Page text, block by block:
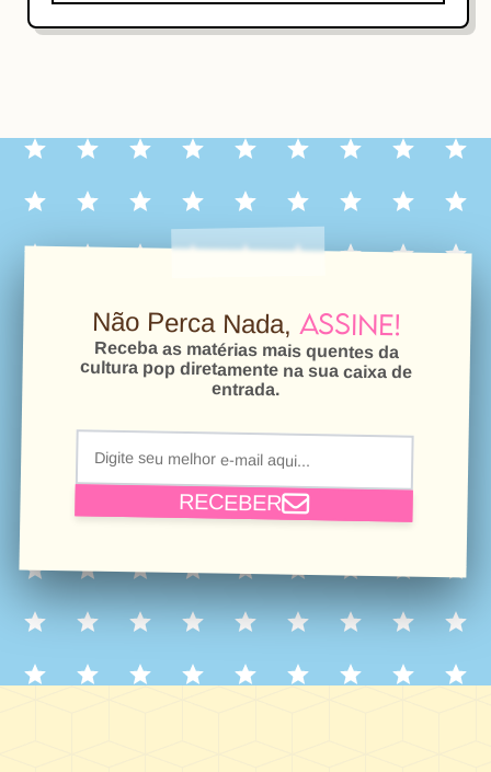
Não Perca Nada, Assine!
Receba as matérias mais quentes da
cultura pop diretamente na sua caixa de
entrada.
RECEBER